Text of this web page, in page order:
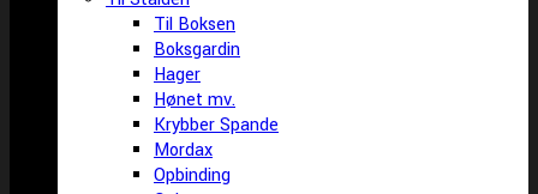
Til Boksen
Boksgardin
Hager
Hønet mv.
Krybber Spande
Mordax
Opbinding